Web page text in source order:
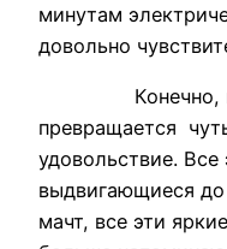
минутам
довольно
Конечно,
превращается
удовольствие. Все
выдвигающиеся
мачт, все эти